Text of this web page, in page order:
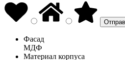
Фасад
МДФ
Материал корпуса